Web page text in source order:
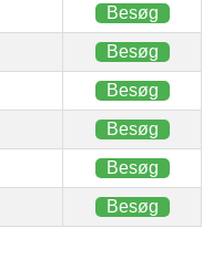
Besøg
Besøg
Besøg
Besøg
Besøg
Besøg